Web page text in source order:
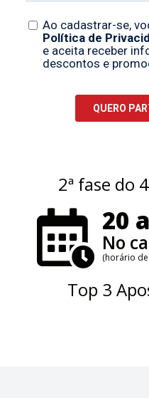
2ª fase do
20
No
(horário
Top 3